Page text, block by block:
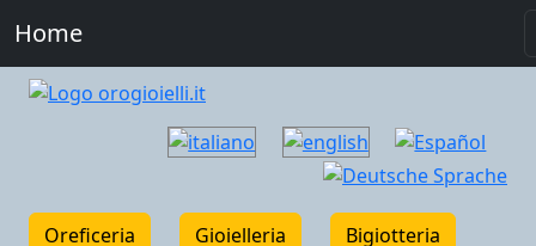
Home
Oreficeria Gioielleria
Bigiotteria